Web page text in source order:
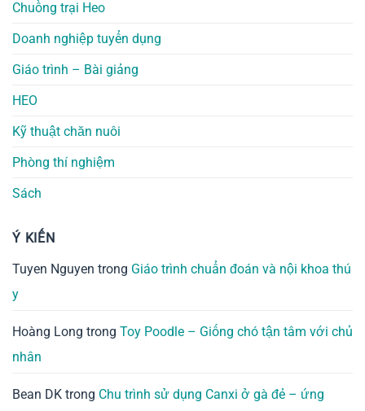
Chuồng trại Heo
Doanh nghiệp tuyển dụng
Giáo trình – Bài giảng
HEO
Kỹ thuật chăn nuôi
Phòng thí nghiệm
Sách
Ý KIẾN
Tuyen Nguyen trong Giáo trình chuẩn đoán và nội khoa thú
y
Hoàng Long trong Toy Poodle – Giống chó tận tâm với chủ
nhân
Bean DK trong Chu trình sử dụng Canxi ở gà đẻ – ứng